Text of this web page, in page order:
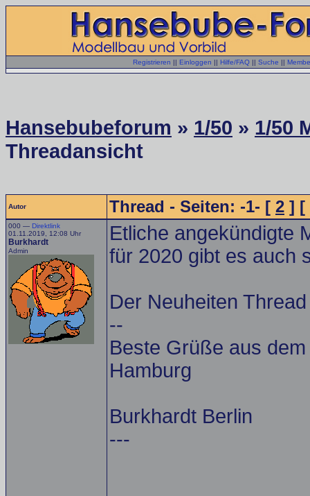
Registrieren || Einloggen || Hilfe/FAQ || Suche ||
Hansebubeforum » 1/50 » 1/50
Threadansicht
Autor Thread - Seiten: -1- [ 2 ] [
000 — Direktlink
01.11.2019, 12:08 Uhr
Burkhardt
Admin
Etliche angekündigte
für 2020 gibt es auch
Der Neuheiten
--
Beste Grüße aus
Hamburg
Burkhardt Berlin
---